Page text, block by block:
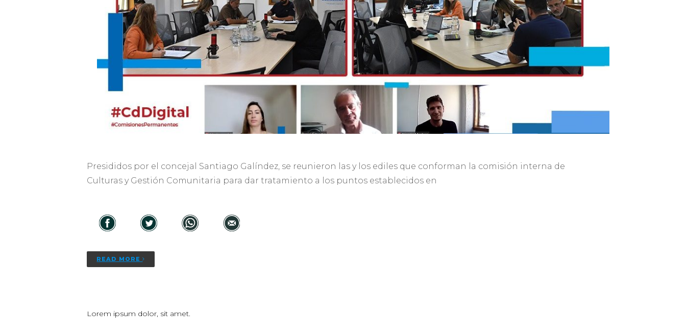
Presididos por el concejal Santiago Galíndez, se reunieron las y los ediles que conforman la comisión interna de
Culturas y Gestión Comunitaria para dar tratamiento a los puntos establecidos en
READ MORE
Lorem ipsum dolor, sit amet.